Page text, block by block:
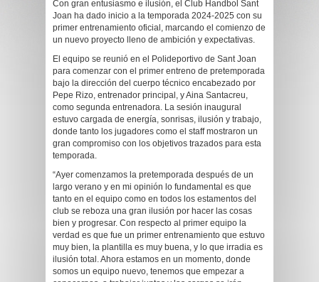
Con gran entusiasmo e ilusión, el Club Handbol Sant
Joan ha dado inicio a la temporada 2024-2025 con su
primer entrenamiento oficial, marcando el comienzo de
un nuevo proyecto lleno de ambición y expectativas.
El equipo se reunió en el Polideportivo de Sant Joan
para comenzar con el primer entreno de pretemporada
bajo la dirección del cuerpo técnico encabezado por
Pepe Rizo, entrenador principal, y Aina Santacreu,
como segunda entrenadora. La sesión inaugural
estuvo cargada de energía, sonrisas, ilusión y trabajo,
donde tanto los jugadores como el staff mostraron un
gran compromiso con los objetivos trazados para esta
temporada.
“Ayer comenzamos la pretemporada después de un
largo verano y en mi opinión lo fundamental es que
tanto en el equipo como en todos los estamentos del
club se reboza una gran ilusión por hacer las cosas
bien y progresar. Con respecto al primer equipo la
verdad es que fue un primer entrenamiento que estuvo
muy bien, la plantilla es muy buena, y lo que irradia es
ilusión total. Ahora estamos en un momento, donde
somos un equipo nuevo, tenemos que empezar a